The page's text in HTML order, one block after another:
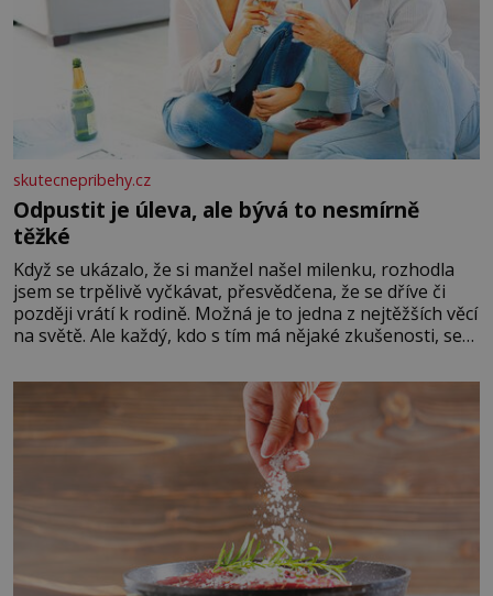
skutecnepribehy.cz
Odpustit je úleva, ale bývá to nesmírně
těžké
Když se ukázalo, že si manžel našel milenku, rozhodla
jsem se trpělivě vyčkávat, přesvědčena, že se dříve či
později vrátí k rodině. Možná je to jedna z nejtěžších věcí
na světě. Ale každý, kdo s tím má nějaké zkušenosti, se
Když se ke mně doneslo, že si manžel pořídil milenku,